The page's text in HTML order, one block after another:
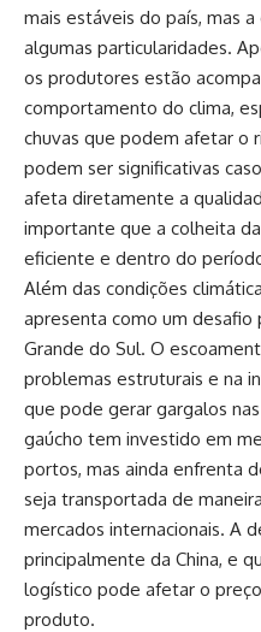
mais estáveis do país, mas
algumas particularidades.
os produtores estão
comportamento do clima,
chuvas que podem afetar o
podem ser significativas
afeta diretamente a
importante que a colheita
eficiente e dentro do
Além das condições
apresenta como um desafio
Grande do Sul. O
problemas estruturais e na
que pode gerar gargalos
gaúcho tem investido em
portos, mas ainda enfrenta
seja transportada de
mercados internacionais. A
principalmente da China, e
logístico pode afetar o
produto.